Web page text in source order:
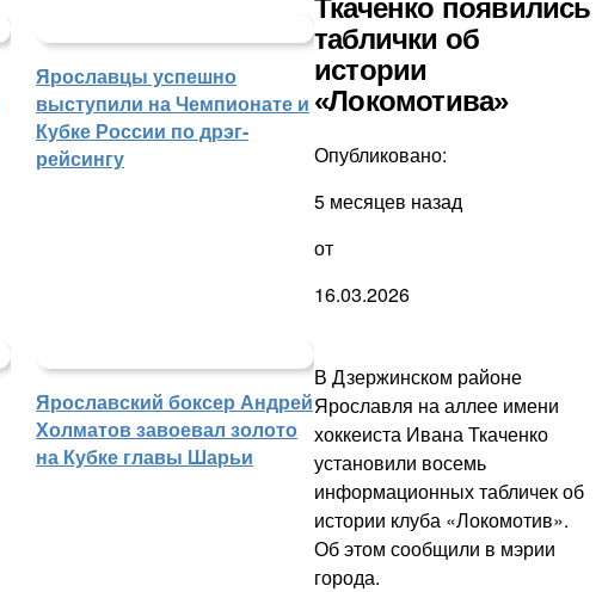
Ярославцы успешно
выступили на Чемпионате и
Кубке России по дрэг-
рейсингу
Ярославский боксер Андрей
Холматов завоевал золото
на Кубке главы Шарьи
Ткаченко появились
таблички об
истории
«Локомотива»
Опубликовано:
5 месяцев назад
от
16.03.2026
В Дзержинском районе
Ярославля на аллее имени
хоккеиста Ивана Ткаченко
установили восемь
информационных табличек об
истории клуба «Локомотив».
Об этом сообщили в мэрии
города.